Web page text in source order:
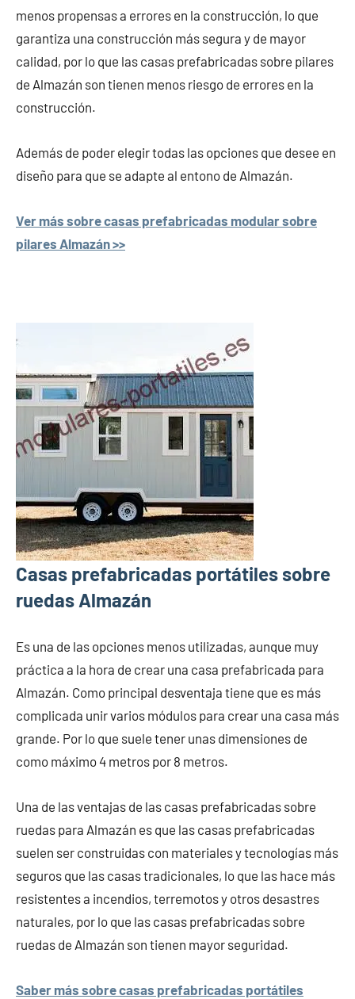
menos propensas a errores en la construcción, lo que
garantiza una construcción más segura y de mayor
calidad, por lo que las casas prefabricadas sobre pilares
de Almazán son tienen menos riesgo de errores en la
construcción.
Además de poder elegir todas las opciones que desee en
diseño para que se adapte al entono de Almazán.
Ver más sobre casas prefabricadas modular sobre
pilares Almazán >>
Casas prefabricadas portátiles sobre
ruedas Almazán
Es una de las opciones menos utilizadas, aunque muy
práctica a la hora de crear una casa prefabricada para
Almazán. Como principal desventaja tiene que es más
complicada unir varios módulos para crear una casa más
grande. Por lo que suele tener unas dimensiones de
como máximo 4 metros por 8 metros.
Una de las ventajas de las casas prefabricadas sobre
ruedas para Almazán es que las casas prefabricadas
suelen ser construidas con materiales y tecnologías más
seguros que las casas tradicionales, lo que las hace más
resistentes a incendios, terremotos y otros desastres
naturales, por lo que las casas prefabricadas sobre
ruedas de Almazán son tienen mayor seguridad.
Saber más sobre casas prefabricadas portátiles